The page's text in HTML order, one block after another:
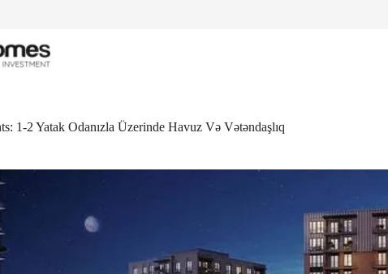
1-2 Yatak Odanızla Üzerinde Havuz Və Vətəndaşlıq